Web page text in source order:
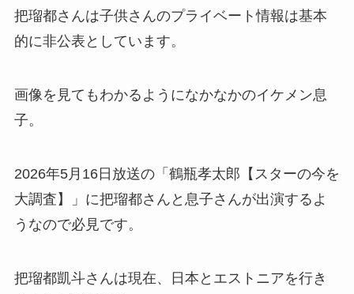
把瑠都さんは子供さんのプライベート情報は基本
的に非公表としています。
画像を見てもわかるようになかなかのイケメン息
子。
2026年5月16日放送の「鶴瓶孝太郎【スターの今を
大調査】」に把瑠都さんと息子さんが出演するよ
うなので必見です。
把瑠都凱斗さんは現在、日本とエストニアを行き